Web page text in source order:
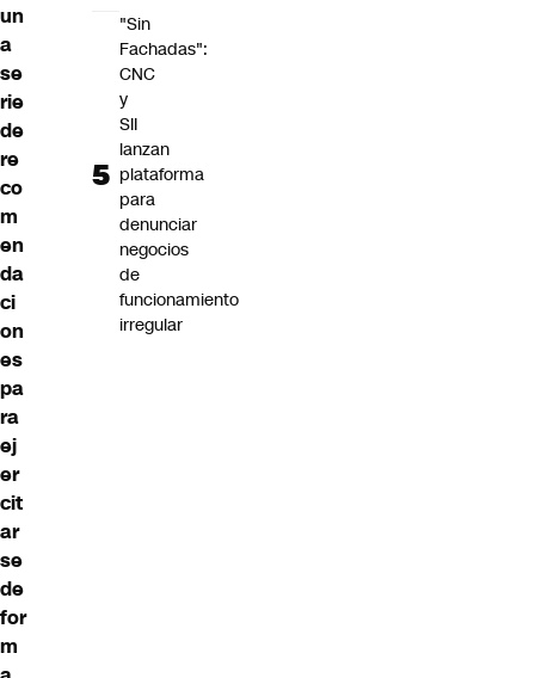
un
a
se
rie
de
re
co
m
en
da
ci
on
es
pa
ra
ej
er
cit
ar
se
de
for
m
"Sin
Fachadas":
CNC
y
SII
lanzan
plataforma
para
denunciar
negocios
de
funcionamiento
irregular